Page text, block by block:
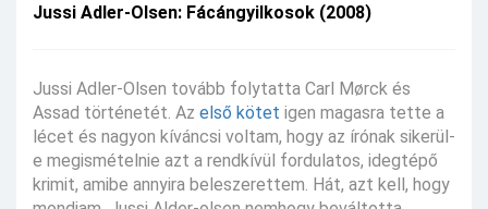
Jussi Adler-Olsen: Fácángyilkosok (2008)
Jussi Adler-Olsen tovább folytatta Carl Mørck és
Assad történetét. Az első kötet igen magasra tette a
lécet és nagyon kíváncsi voltam, hogy az írónak sikerül-
e megismételnie azt a rendkívül fordulatos, idegtépő
krimit, amibe annyira beleszerettem. Hát, azt kell, hogy